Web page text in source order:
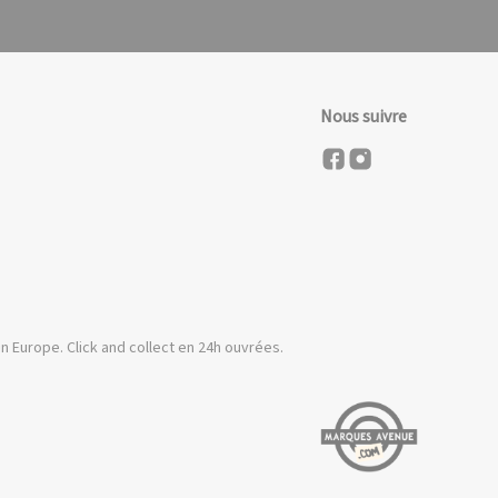
Click and collect en 24h ouvrées.
Nous suivre